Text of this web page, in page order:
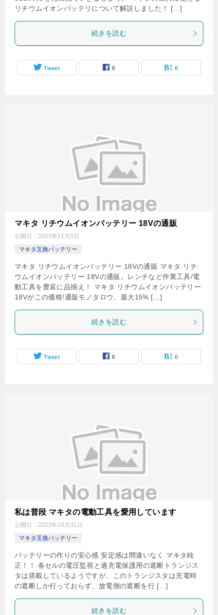
リチウムイオンバッテリについて解説しました！ […]
続きを読む
Tweet 0 0
マキタ リチウムイオンバッテリー 18Vの通販
公開日： 2023年11月5日
マキタ互換バッテリー
マキタ リチウムイオンバッテリー 18Vの通販 マキタ リチ
ウムイオンバッテリー 18Vの通販。レンチなど作業工具/電
動工具を豊富に品揃え！ マキタ リチウムイオンバッテリー
18Vがこの価格!通販モノタロウ。最大15% […]
続きを読む
Tweet 0 0
私は普段 マキタの電動工具を愛用しています
公開日： 2023年10月31日
マキタ互換バッテリー
バッテリーの作りの安心感 安定感は間違いなく マキタ純
正！！ 各セルの電圧監視と過充電保護用の遮断トランジス
タは搭載しているようですが、このトランジスタは充電時
の遮断しか行っておらず、放電側の遮断を行 […]
続きを読む